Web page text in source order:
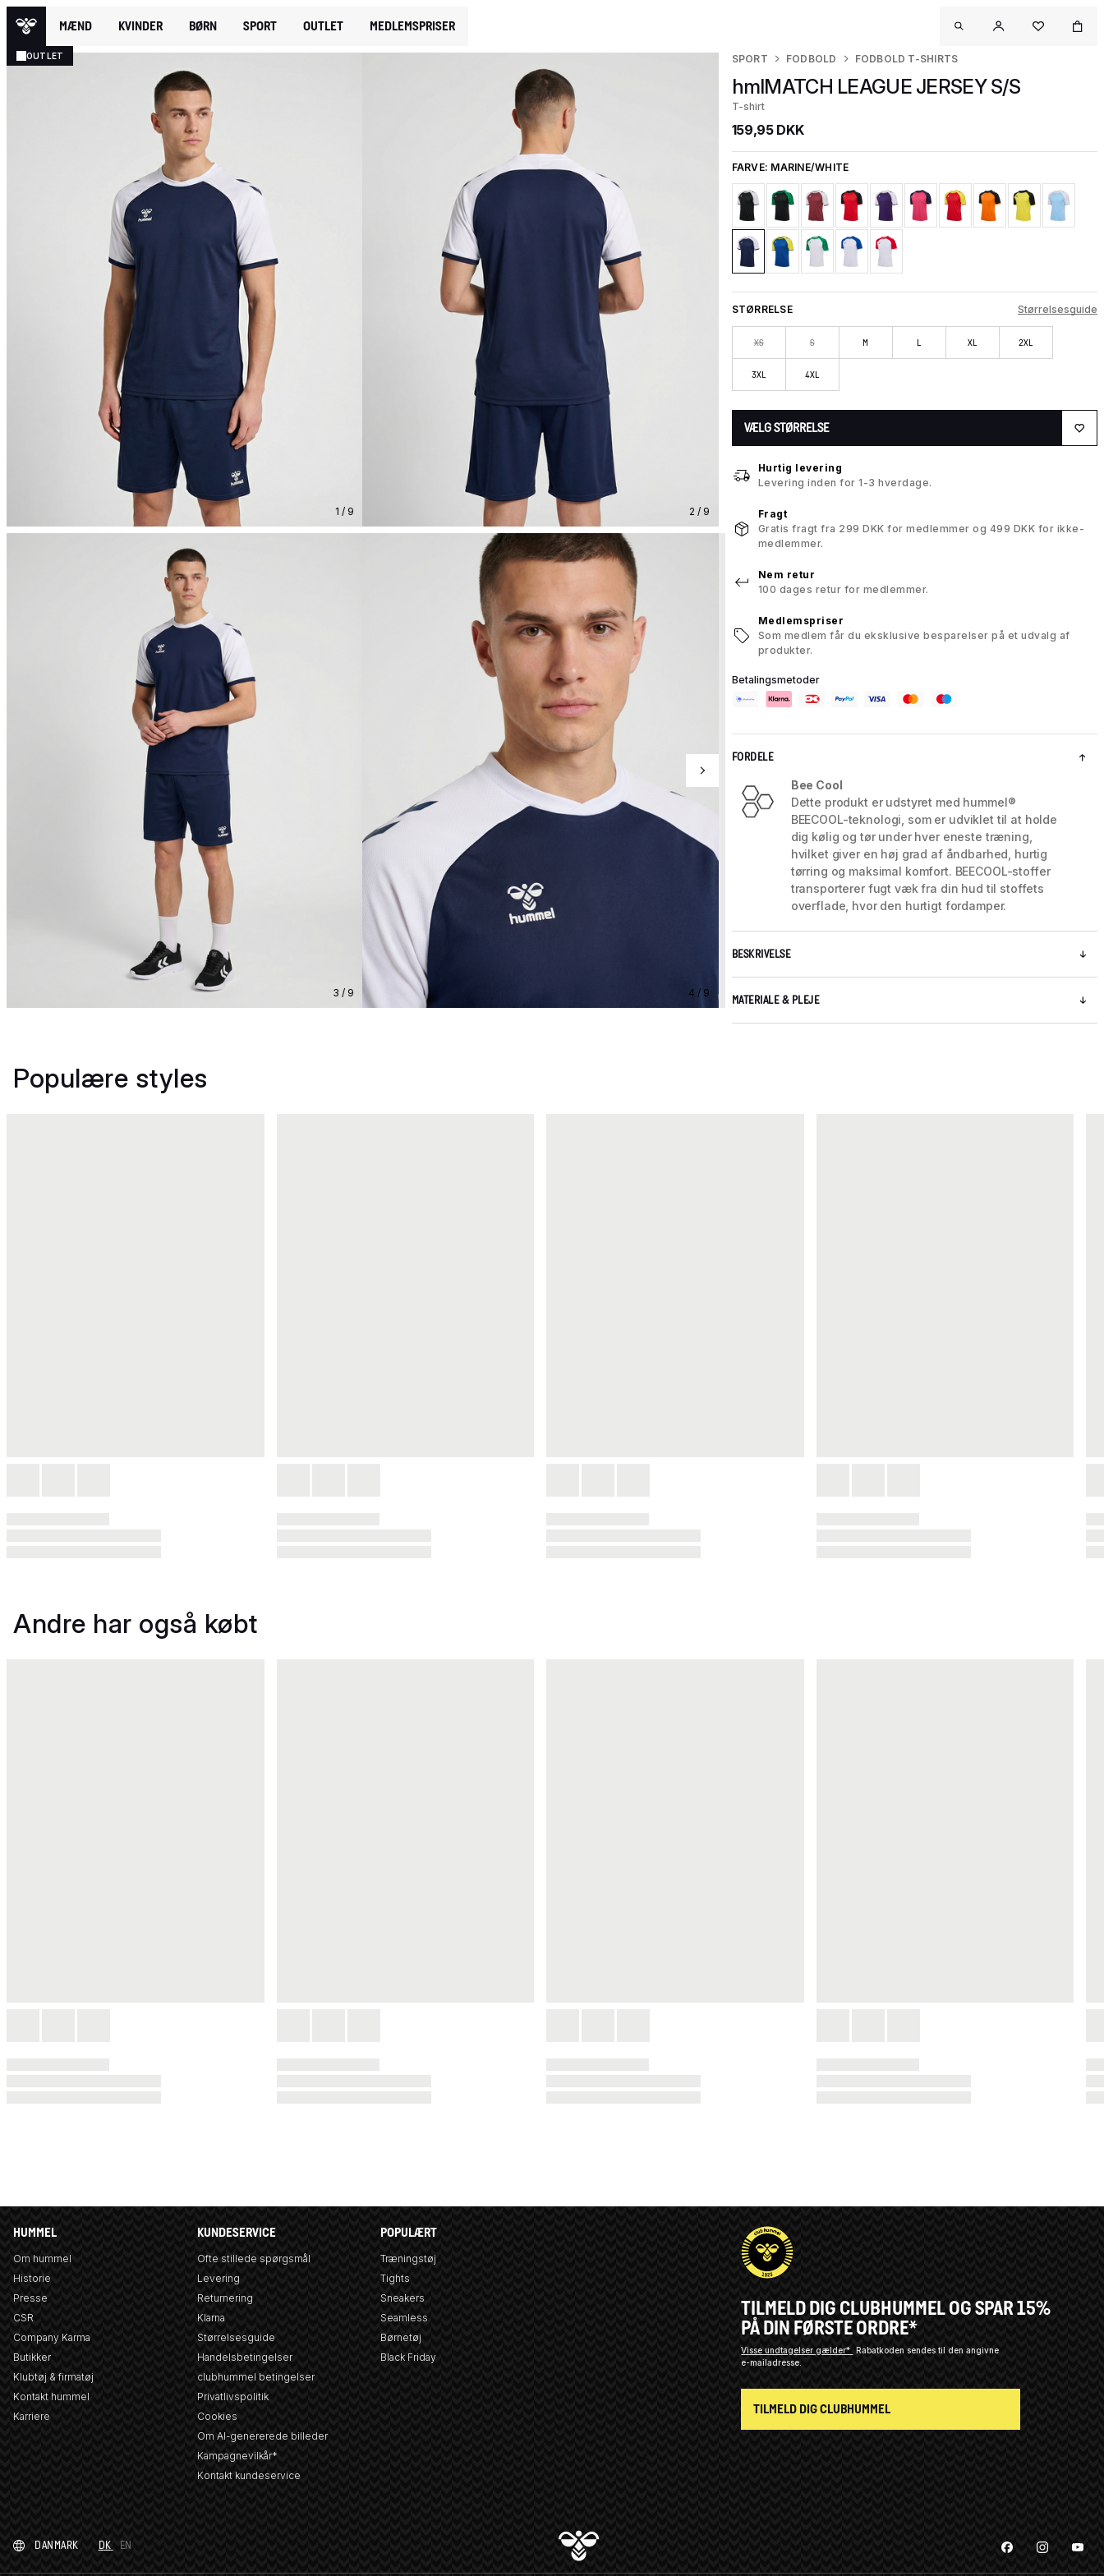
MÆND KVINDER BØRN SPORT OUTLET MEDLEMSPRISER
OUTLET
1 / 9 2 / 9
3 / 9 4 / 9
SPORT FODBOLD FODBOLD T-SHIRTS
hmlMATCH LEAGUE JERSEY S/S
T-shirt
159,95 DKK
FARVE: MARINE/WHITE
STØRRELSE Størrelsesguide
XS S M L XL 2XL
3XL 4XL
VÆLG STØRRELSE
Hurtig levering
Levering inden for 1-3 hverdage.
Fragt
Gratis fragt fra 299 DKK for medlemmer og 499 DKK for ikke-
medlemmer.
Nem retur
100 dages retur for medlemmer.
Medlemspriser
Som medlem får du eksklusive besparelser på et udvalg af
produkter.
Betalingsmetoder
FORDELE
Bee Cool
Dette produkt er udstyret med hummel®
BEECOOL-teknologi, som er udviklet til at holde
dig kølig og tør under hver eneste træning,
hvilket giver en høj grad af åndbarhed, hurtig
tørring og maksimal komfort. BEECOOL-stoffer
transporterer fugt væk fra din hud til stoffets
overflade, hvor den hurtigt fordamper.
BESKRIVELSE
MATERIALE & PLEJE
Populære styles
Andre har også købt
HUMMEL
Om hummel
Historie
Presse
CSR
Company Karma
Butikker
Klubtøj & firmatøj
Kontakt hummel
Karriere
KUNDESERVICE
Ofte stillede spørgsmål
Levering
Returnering
Klarna
Størrelsesguide
Handelsbetingelser
clubhummel betingelser
Privatlivspolitik
Cookies
Om AI-genererede billeder
Kampagnevilkår*
Kontakt kundeservice
POPULÆRT
Træningstøj
Tights
Sneakers
Seamless
Børnetøj
Black Friday
TILMELD DIG CLUBHUMMEL OG SPAR 15%
PÅ DIN FØRSTE ORDRE*
Visse undtagelser gælder*
Rabatkoden sendes til den angivne
e-mailadresse.
TILMELD DIG CLUBHUMMEL
DANMARK DK EN